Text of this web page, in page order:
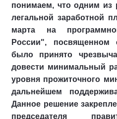
понимаем, что одним из
легальной заработной
марта на
России", посвященном
было принято
довести минимальный
уровня прожиточного
дальнейшем
Данное решение
председателя